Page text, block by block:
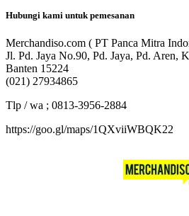
Hubungi kami untuk pemesanan
Merchandiso.com ( PT Panca Mitra
Jl. Pd. Jaya No.90, Pd. Jaya, Pd. Aren,
Banten 15224
(021) 27934865
Tlp / wa ; 0813-3956-2884
https://goo.gl/maps/1QXviiWBQK22